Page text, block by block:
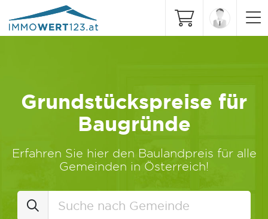
Grundstückspreise für
Baugründe
Erfahren Sie hier den Baulandpreis für alle
Gemeinden in Österreich!